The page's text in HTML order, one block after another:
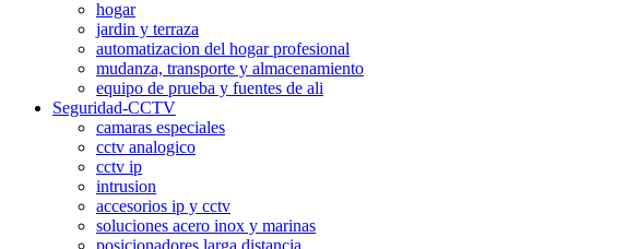
hogar
jardin y terraza
automatizacion del hogar profesional
mudanza, transporte y almacenamiento
equipo de prueba y fuentes de ali
Seguridad-CCTV
camaras especiales
cctv analogico
cctv ip
intrusion
accesorios ip y cctv
soluciones acero inox y marinas
posicionadores larga distancia